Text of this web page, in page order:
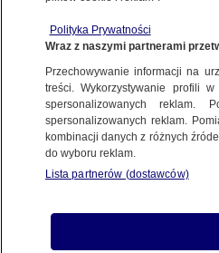
nie wyszła za bardzo.
17.05.2023, 10:21Aktualizacja:
Udostępnij
Polityka Prywatności
Wraz z naszymi partnerami
Przechowywanie informacji na
treści. Wykorzystywanie profili
spersonalizowanych reklam.
spersonalizowanych reklam.
kombinacji danych z różnych
do wyboru reklam.
Lista partnerów (dostawców)